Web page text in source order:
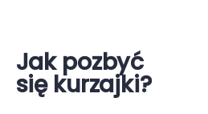
Jak pozbyć
się kurzajki?